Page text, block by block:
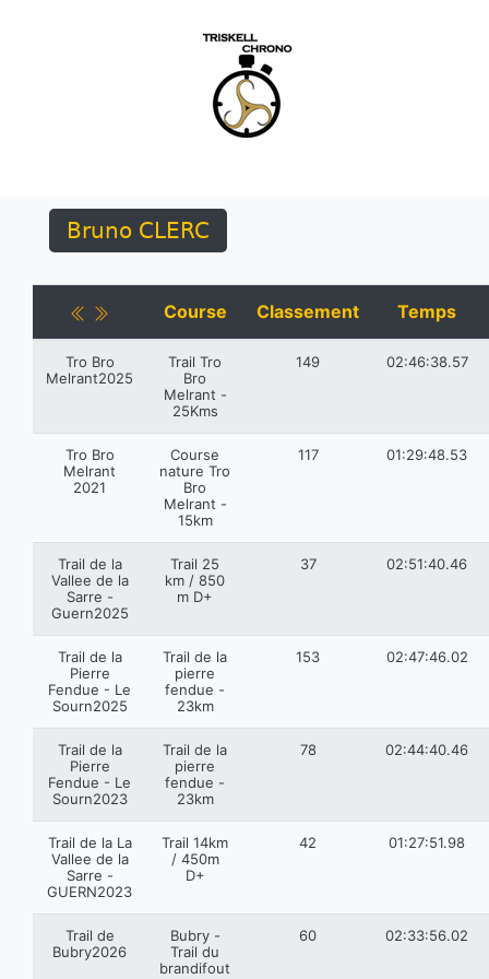
Bruno CLERC
Course Classement Temps
Tro Bro
Melrant2025
Trail Tro
Bro
Melrant -
25Kms
149 02:46:38.57
Tro Bro
Melrant
2021
Course
nature Tro
Bro
Melrant -
15km
117 01:29:48.53
Trail de la
Vallee de la
Sarre -
Guern2025
Trail 25
km / 850
m D+
37 02:51:40.46
Trail de la
Pierre
Fendue - Le
Sourn2025
Trail de la
pierre
fendue -
23km
153 02:47:46.02
Trail de la
Pierre
Fendue - Le
Sourn2023
Trail de la
pierre
fendue -
23km
78 02:44:40.46
Trail de la La
Vallee de la
Sarre -
GUERN2023
Trail 14km
/ 450m
D+
42 01:27:51.98
Trail de
Bubry2026
Bubry -
Trail du
brandifout
60 02:33:56.02